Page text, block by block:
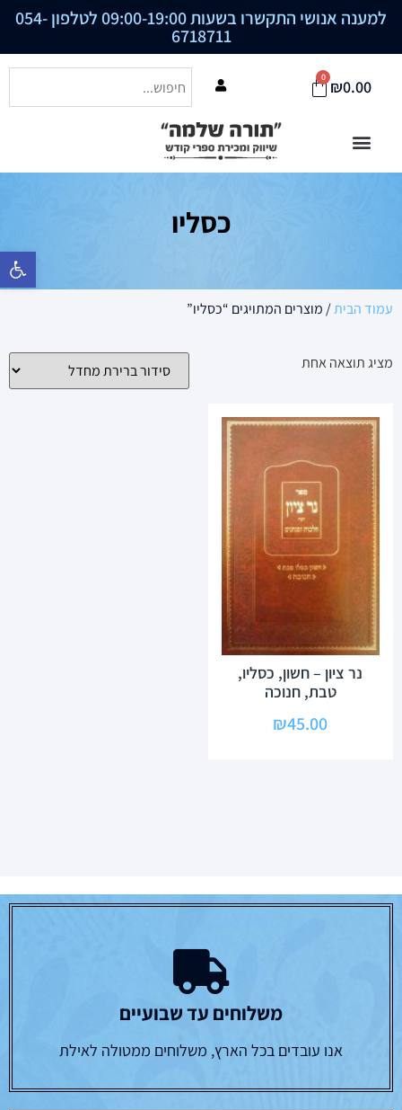
פתח סרגל
למענה אנושי התקשרו בשעות 09:00-19:00 לטלפון 054-
6718711
₪0.00
0
כסליו
עמוד הבית/ מוצרים המתויגים “כסליו”
מציג תוצאה אחת
נר ציון – חשון, כסליו,
טבת, חנוכה
₪45.00
משלוחים עד שבועיים
אנו עובדים בכל הארץ, משלוחים ממטולה לאילת